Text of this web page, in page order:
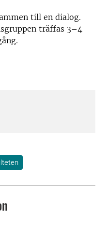
till en dialog.
träffas 3–4